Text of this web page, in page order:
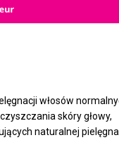
włosów
skóry głowy,
naturalnej